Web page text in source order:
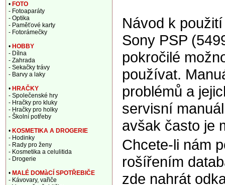
Návod k
Sony PSP
pokročilé
používat.
problémů a
servisní
avšak často je
Chcete-li nám
rošířením
zde nahrát
• FOTO
- Fotoaparáty
- Optika
- Paměťové karty
- Fotorámečky
• HOBBY
- Dílna
- Zahrada
- Sekačky trávy
- Barvy a laky
• HRAČKY
- Společenské hry
- Hračky pro kluky
- Hračky pro holky
- Školní potřeby
• KOSMETIKA A DROGERIE
- Hodinky
- Rady pro ženy
- Kosmetika a celulitida
- Drogerie
• MALÉ DOMàCÍ SPOTŘEBIČE
- Kávovary, vařiče